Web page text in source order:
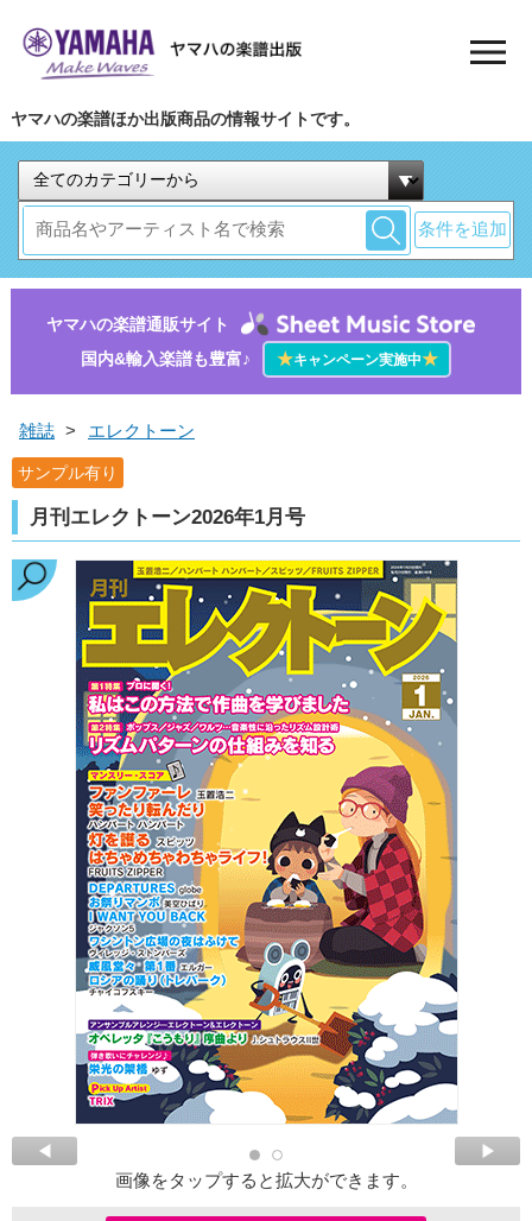
ヤマハの楽譜ほか出版商品の情報サイトです。
条件を追加
ヤマハの楽譜通販サイト
国内&輸入楽譜も豊富♪
★キャンペーン実施中★
雑誌 > エレクトーン
サンプル有り
月刊エレクトーン2026年1月号
画像をタップすると拡大ができます。